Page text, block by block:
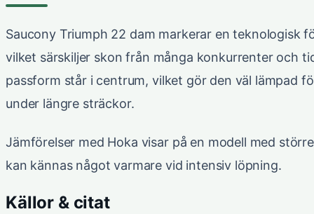
Saucony Triumph 22 dam markerar en teknologisk
vilket särskiljer skon från många konkurrenter och
passform står i centrum, vilket gör den väl lämpad
under längre sträckor.
Jämförelser med Hoka visar på en modell med
kan kännas något varmare vid intensiv löpning.
Källor & citat